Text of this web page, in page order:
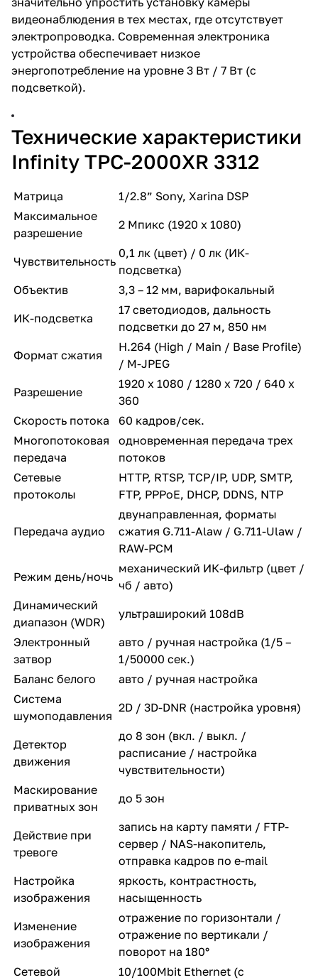
видеонаблюдения в тех местах, где отсутствует
электропроводка. Современная электроника
устройства обеспечивает низкое
энергопотребление на уровне 3 Вт / 7 Вт (с
подсветкой).
Технические характеристики
Infinity TPC-2000XR 3312
Матрица
1/2.8” Sony, Xarina DSP
Максимальное
разрешение
2 Мпикс (1920 х 1080)
Чувствительность
0,1 лк (цвет) / 0 лк (ИК-
подсветка)
Объектив
3,3 – 12 мм, варифокальный
ИК-подсветка
17 светодиодов, дальность
подсветки до 27 м, 850 нм
Формат сжатия
H.264 (High / Main / Base Profile)
/ M-JPEG
Разрешение
1920 х 1080 / 1280 x 720 / 640 x
360
Скорость потока
60 кадров/сек.
Многопотоковая
передача
одновременная передача трех
потоков
Сетевые
протоколы
HTTP, RTSP, TCP/IP, UDP, SMTP,
FTP, PPPoE, DHCP, DDNS, NTP
Передача аудио
двунаправленная, форматы
сжатия G.711-Alaw / G.711-Ulaw /
RAW-PCM
Режим день/ночь
механический ИК-фильтр (цвет /
чб / авто)
Динамический
диапазон (WDR)
ультраширокий 108dB
Электронный
затвор
авто / ручная настройка (1/5 –
1/50000 сек.)
Баланс белого
авто / ручная настройка
Система
шумоподавления
2D / 3D-DNR (настройка уровня)
Детектор
движения
до 8 зон (вкл. / выкл. /
расписание / настройка
чувствительности)
Маскирование
приватных зон
до 5 зон
Действие при
тревоге
запись на карту памяти / FTP-
сервер / NAS-накопитель,
отправка кадров по e-mail
Настройка
изображения
яркость, контрастность,
насыщенность
Изменение
изображения
отражение по горизонтали /
отражение по вертикали /
поворот на 180°
Сетевой
10/100Mbit Ethernet (с